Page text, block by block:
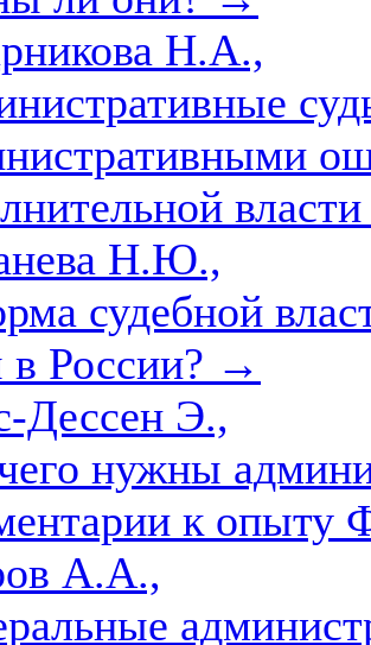
Н.А.,
Н.Ю.,
судебной
в России? →
Дессен Э.,
нужны
к опыту
А.А.,